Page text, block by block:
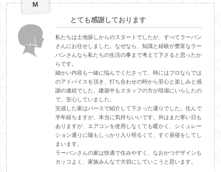
M
とても感謝しております
私たちは土地探しからのスタートでしたが、すべてラーバン
さんにお任せしました。なぜなら、知識と経験が豊富なラー
バンさんなら私たちの生活の事まで考えて下さると思ったか
らです。
細かい内容も一緒に悩んでくださって、時にはプロならでは
のアドバイスを頂き、打ち合わせの時から安心と楽しみと感
謝の連続でした。建築中もスタッフの方が現場にいらしたの
で、安心していました。
完成した家はパースで紹介して下さった通りでした。住んで
半年経ちますが、本当に気持ちいいです。外はまだ寒い日も
ありますが、エアコンを使用しなくても暖かく、シミュレー
ション通りに陽もしっかり入り明るくて、すぐ昼寝をしてし
まいます。
ラーバンさんの家は快適で住みやすく、なおかつデザインも
カッコよく、家族みんなで大切にしていこうと思います。